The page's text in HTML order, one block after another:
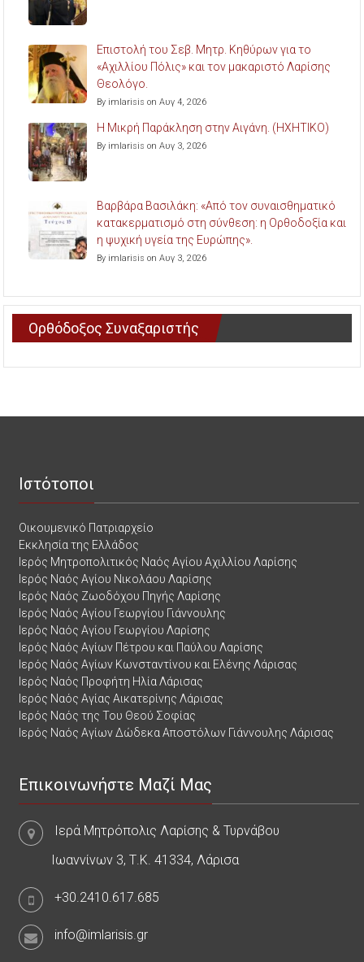
Επιστολή του Σεβ. Μητρ. Κηθύρων για το
«Αχιλλίου Πόλις» και τον μακαριστό Λαρίσης
Θεολόγο.
By imlarisis on Αυγ 4, 2026
Η Μικρή Παράκληση στην Αιγάνη. (ΗΧΗΤΙΚΟ)
By imlarisis on Αυγ 3, 2026
Βαρβάρα Βασιλάκη: «Από τον συναισθηματικό
κατακερματισμό στη σύνθεση: η Ορθοδοξία και
η ψυχική υγεία της Ευρώπης».
By imlarisis on Αυγ 3, 2026
Ορθόδοξος Συναξαριστής
Ιστότοποι
Οικουμενικό Πατριαρχείο
Εκκλησία της Ελλάδος
Ιερός Μητροπολιτικός Ναός Αγίου Αχιλλίου Λαρίσης
Ιερός Ναός Αγίου Νικολάου Λαρίσης
Ιερός Ναός Ζωοδόχου Πηγής Λαρίσης
Ιερός Ναός Αγίου Γεωργίου Γιάννουλης
Ιερός Ναός Αγίου Γεωργίου Λαρίσης
Ιερός Ναός Αγίων Πέτρου και Παύλου Λαρίσης
Ιερός Ναός Αγίων Κωνσταντίνου και Ελένης Λάρισας
Ιερός Ναός Προφήτη Ηλία Λάρισας
Ιερός Ναός Αγίας Αικατερίνης Λάρισας
Ιερός Ναός της Του Θεού Σοφίας
Ιερός Ναός Αγίων Δώδεκα Αποστόλων Γιάννουλης Λάρισας
Επικοινωνήστε Μαζί Μας
Ιερά Μητρόπολις Λαρίσης & Τυρνάβου
Ιωαννίνων 3, Τ.Κ. 41334, Λάρισα
+30.2410.617.685
info@imlarisis.gr